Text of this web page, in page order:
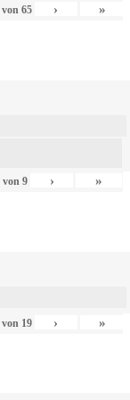
von 65 › »
von9 › »
von 19 › »